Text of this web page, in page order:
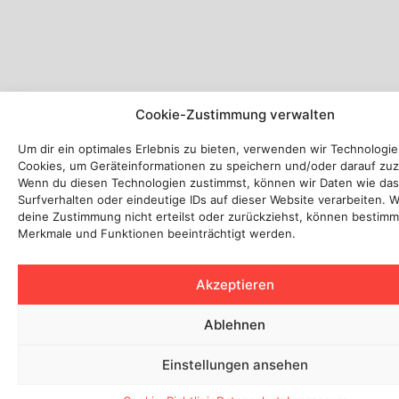
Cookie-Zustimmung verwalten
Um dir ein optimales Erlebnis zu bieten, verwenden wir
Cookies, um Geräteinformationen zu speichern und/oder darauf
Wenn du diesen Technologien zustimmst, können wir Daten wie das
Surfverhalten oder eindeutige IDs auf dieser Website verarbeiten.
deine Zustimmung nicht erteilst oder zurückziehst, können
Merkmale und Funktionen beeinträchtigt werden.
Akzeptieren
Ablehnen
Einstellungen ansehen